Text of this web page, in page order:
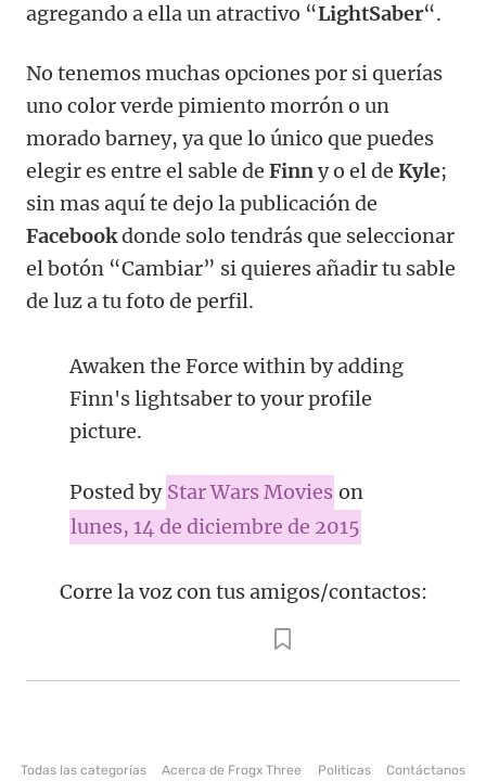
agregando a ella un atractivo “LightSaber“.
No tenemos muchas opciones por si querías
uno color verde pimiento morrón o un
morado barney, ya que lo único que puedes
elegir es entre el sable de Finny o el de Kyle;
sin mas aquí te dejo la publicación de
Facebookdonde solo tendrás que seleccionar
el botón “Cambiar” si quieres añadir tu sable
de luz a tu foto de perfil.
Awaken the Force within by adding
Finn's lightsaber to your profile
picture.
Posted by Star Wars Movies on
lunes, 14 de diciembre de 2015
Corre la voz con tus amigos/contactos:
Todas las categorías Acerca de Frogx Three Politicas Contáctanos